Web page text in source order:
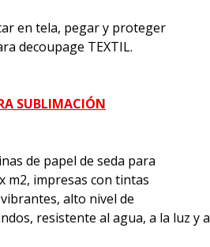
en tela, pegar y proteger
decoupage TEXTIL.
SUBLIMACIÓN
de papel de seda para
m2, impresas con tintas
alto nivel de
resistente al agua, a la luz y a